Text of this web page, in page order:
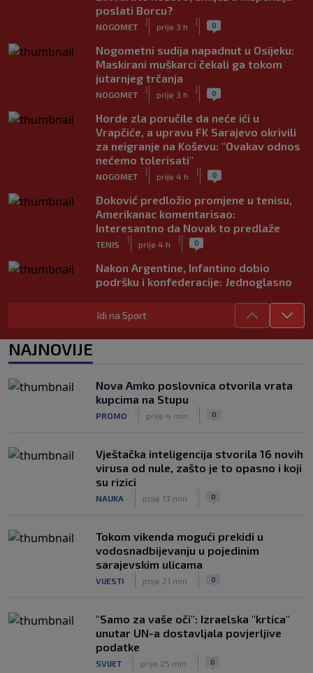
poslati Borcu?
NOGOMET
|
prije 3 h
| 0
Nogometni sudija napadnut u Osijeku:
Maskirani muškarci čekali ga tokom
jutarnjeg trčanja
NOGOMET
|
prije 3 h
| 0
Horde zla poručile da neće ići u
Vrapčiće, a upravu FK Sarajevo okrivili
za neigranje na Koševu: "Ovakav odnos
nećemo tolerisati"
NOGOMET
|
prije 4 h
| 0
Đoković predložio promjene u tenisu,
Amerikanac komentarisao:
Interesantno da Novak to predlaže
TENIS
|
prije 4 h
| 0
Nakon Argentine, Infantino dobio
podršku i konfederacije: Jednoglasno
ponavljamo podršku predsjedniku
NOGOMET
Pravna bitka Luke Dončića i Anamarije
Goltes seli se u Sloveniju: Spominje se
čak 50 miliona dolara
Idi na Sport
NAJNOVIJE
Nova Amko poslovnica otvorila vrata
kupcima na Stupu
PROMO prije 4 min 0
Vještačka inteligencija stvorila 16 novih
virusa od nule, zašto je to opasno i koji
su rizici
NAUKA prije 13 min 0
Tokom vikenda mogući prekidi u
vodosnadbijevanju u pojedinim
sarajevskim ulicama
VIJESTI prije 21 min 0
"Samo za vaše oči": Izraelska "krtica"
unutar UN-a dostavljala povjerljive
podatke
SVIJET prije 25 min 0